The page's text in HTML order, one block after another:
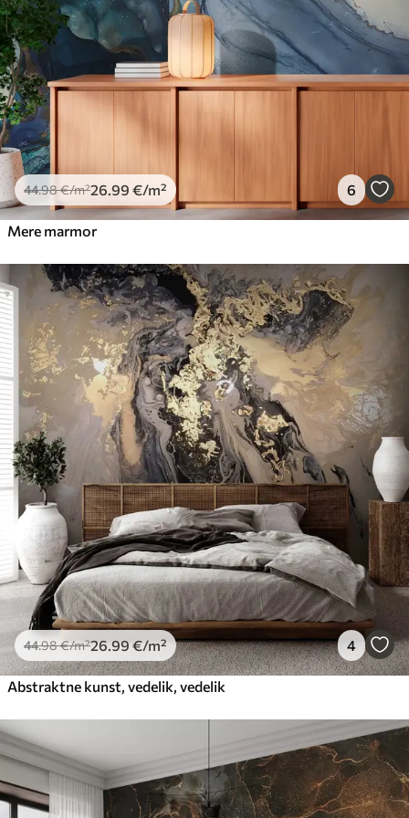
44.98€/m²26.99 €/m² 6
Mere marmor
44.98€/m²26.99 €/m² 4
Abstraktne kunst, vedelik, vedelik